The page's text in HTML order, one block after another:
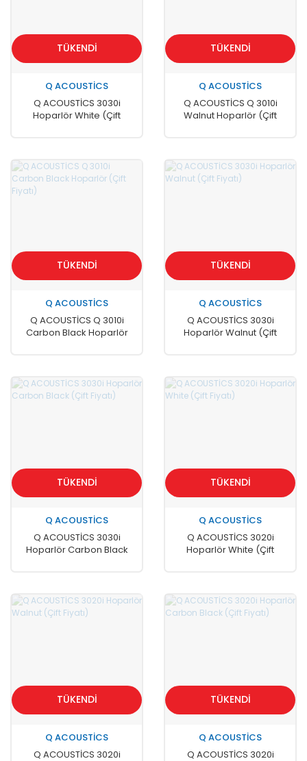
TÜKENDİ
Q ACOUSTİCS
Q ACOUSTİCS 3030i
Hoparlör White (Çift
TÜKENDİ
Q ACOUSTİCS
Q ACOUSTİCS Q 3010i
Walnut Hoparlör (Çift
TÜKENDİ
Q ACOUSTİCS
Q ACOUSTİCS Q 3010i
Carbon Black Hoparlör
TÜKENDİ
Q ACOUSTİCS
Q ACOUSTİCS 3030i
Hoparlör Walnut (Çift
TÜKENDİ
Q ACOUSTİCS
Q ACOUSTİCS 3030i
Hoparlör Carbon Black
TÜKENDİ
Q ACOUSTİCS
Q ACOUSTİCS 3020i
Hoparlör White (Çift
TÜKENDİ
Q ACOUSTİCS
Q ACOUSTİCS 3020i
TÜKENDİ
Q ACOUSTİCS
Q ACOUSTİCS 3020i